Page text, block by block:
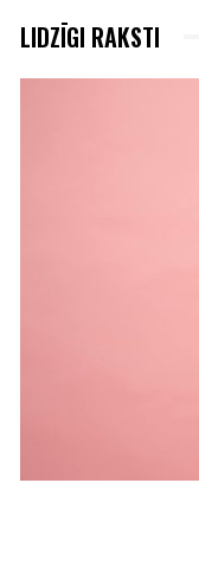
LIDZĪGI RAKSTI